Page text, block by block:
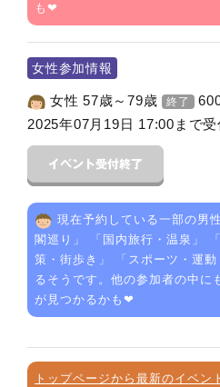
も❤
女性参加情報
女性 57歳～79歳 終了
2025年07月19日 17:00まで受
現在予約している一部の男
閣巡り 」 「 国内旅行・温泉 」 「
策・街歩き 」 「 スポーツ・運動
るそうです。他の参加者の中に
が見つかるかも❤
トップページから最新のイベ